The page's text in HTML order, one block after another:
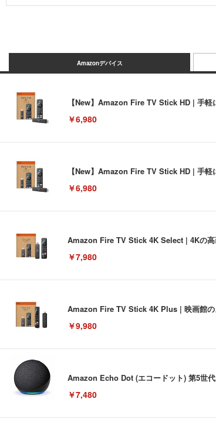
Amazonデバイス
【New】Amazon Fire TV Stick HD | 手
￥6,980
【New】Amazon Fire TV Stick HD | 手
￥6,980
Amazon Fire TV Stick 4K Select | 4Kの高
￥7,980
Amazon Fire TV Stick 4K Plus | 映画館の
￥9,980
Amazon Echo Dot (エコードット) 第5世
￥7,480